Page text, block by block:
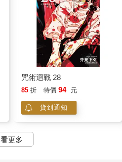
咒術迴戰 28
85 折 特價 94 元
貨到通知
看更多